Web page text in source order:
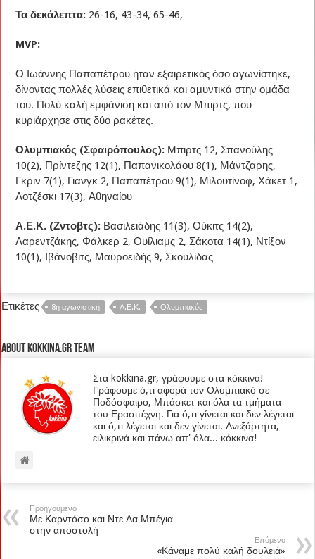
Τα δεκάλεπτα: 26-16, 43-34, 65-46,
MVP:
Ο Ιωάννης Παπαπέτρου ήταν εξαιρετικός όσο αγωνίστηκε,
δίνοντας πολλές λύσεις επιθετικά και αμυντικά στην ομάδα
του. Πολύ καλή εμφάνιση και από τον Μπιρτς, που
κυριάρχησε στις δύο ρακέτες.
Ολυμπιακός (Σφαιρόπουλος): Μπιρτς 12, Σπανούλης
10(2), Πρίντεζης 12(1), Παπανικολάου 8(1), Μάντζαρης,
Γκριν 7(1), Γιανγκ 2, Παπαπέτρου 9(1), Μιλουτίνοφ, Χάκετ 1,
Λοτζέσκι 17(3), Αθηναίου
Α.Ε.Κ. (Ζντοβτς): Βασιλειάδης 11(3), Ούκιτς 14(2),
Λαρεντζάκης, Φάλκερ 2, Ουίλιαμς 2, Σάκοτα 14(1), Ντίξον
10(1), Ιβάνοβιτς, Μαυροειδής 9, Σκουλίδας
Ετικέτες 8η αγωνιστική Α.Ε.Κ. Ολυμπιακός
About kokkina.gr TEAM
Στα kokkina.gr, γράφουμε στα κόκκινα!
Γράφουμε ό,τι αφορά τον Ολυμπιακό σε
Ποδόσφαιρο, Μπάσκετ και όλα τα τμήματα
του Ερασιτέχνη. Για ό,τι γίνεται και δεν λέγεται
και ό,τι λέγεται και δεν γίνεται. Ανεξάρτητα,
ειλικρινά και πάνω απ' όλα... κόκκινα!
Προηγούμενο
Με Καρντόσο και Ντε Λα Μπέγια
στην αποστολή
Επόμενο
«Κάναμε πολύ καλή δουλειά»